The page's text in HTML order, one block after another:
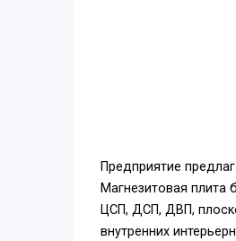
Предприятие
Магнезитовая плита
ЦСП, ДСП, ДВП,
внутренних